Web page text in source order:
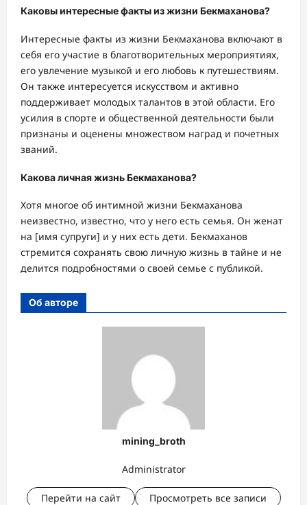
Каковы интересные факты из жизни Бекмаханова?
Интересные факты из жизни Бекмаханова включают в
себя его участие в благотворительных мероприятиях,
его увлечение музыкой и его любовь к путешествиям.
Он также интересуется искусством и активно
поддерживает молодых талантов в этой области. Его
усилия в спорте и общественной деятельности были
признаны и оценены множеством наград и почетных
званий.
Какова личная жизнь Бекмаханова?
Хотя многое об интимной жизни Бекмаханова
неизвестно, известно, что у него есть семья. Он женат
на [имя супруги] и у них есть дети. Бекмаханов
стремится сохранять свою личную жизнь в тайне и не
делится подробностями о своей семье с публикой.
Об авторе
mining_broth
Administrator
Перейти на сайт Просмотреть все записи